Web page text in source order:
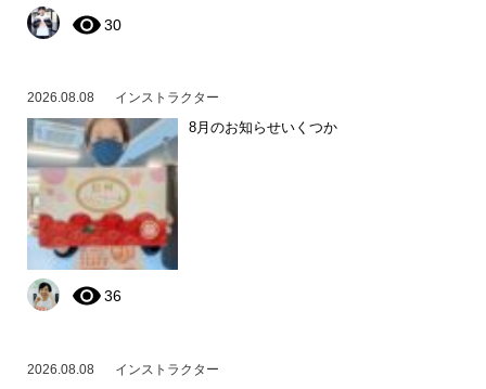
30
2026.08.08 インストラクター
8月のお知らせいくつか
36
2026.08.08 インストラクター